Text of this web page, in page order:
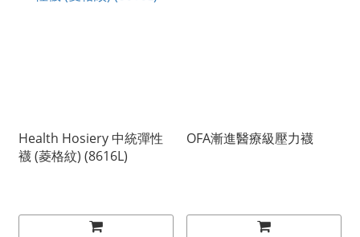
Health Hosiery 中統彈性
襪 (菱格紋) (8616L)
OFA漸進醫療級壓力襪